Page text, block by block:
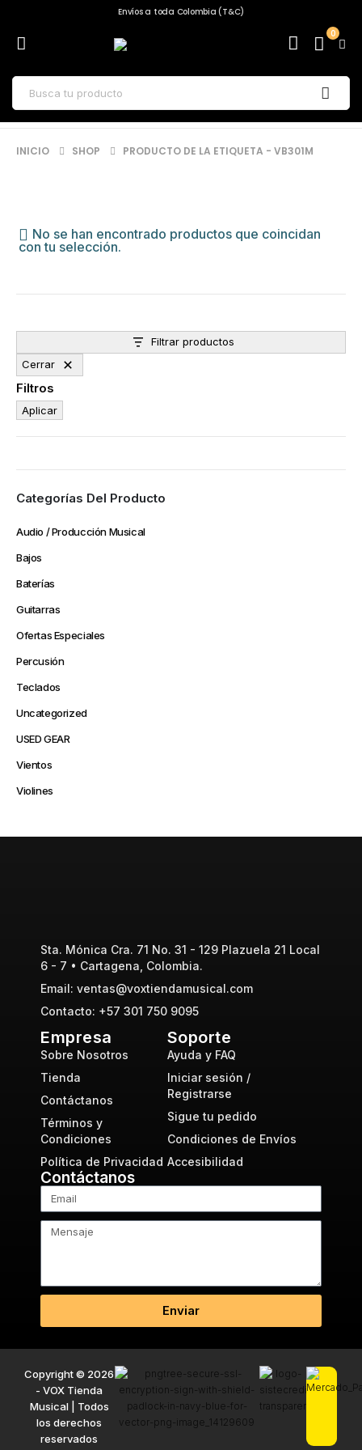
Envíos a toda Colombia (T&C)
0
INICIO SHOP PRODUCTO DE LA ETIQUETA - VB301M
No se han encontrado productos que coincidan
con tu selección.
Filtrar productos
Cerrar
Filtros
Aplicar
Categorías Del Producto
Audio / Producción Musical
Bajos
Baterías
Guitarras
Ofertas Especiales
Percusión
Teclados
Uncategorized
USED GEAR
Vientos
Violines
Sta. Mónica Cra. 71 No. 31 - 129 Plazuela 21 Local
6 - 7 • Cartagena, Colombia.
Email: ventas@voxtiendamusical.com
Contacto: +57 301 750 9095
Empresa
Sobre Nosotros
Tienda
Contáctanos
Términos y
Condiciones
Política de Privacidad
Soporte
Ayuda y FAQ
Iniciar sesión /
Registrarse
Sigue tu pedido
Condiciones de Envíos
Accesibilidad
Contáctanos
Enviar
Copyright © 2026
- VOX Tienda
Musical | Todos
los derechos
reservados